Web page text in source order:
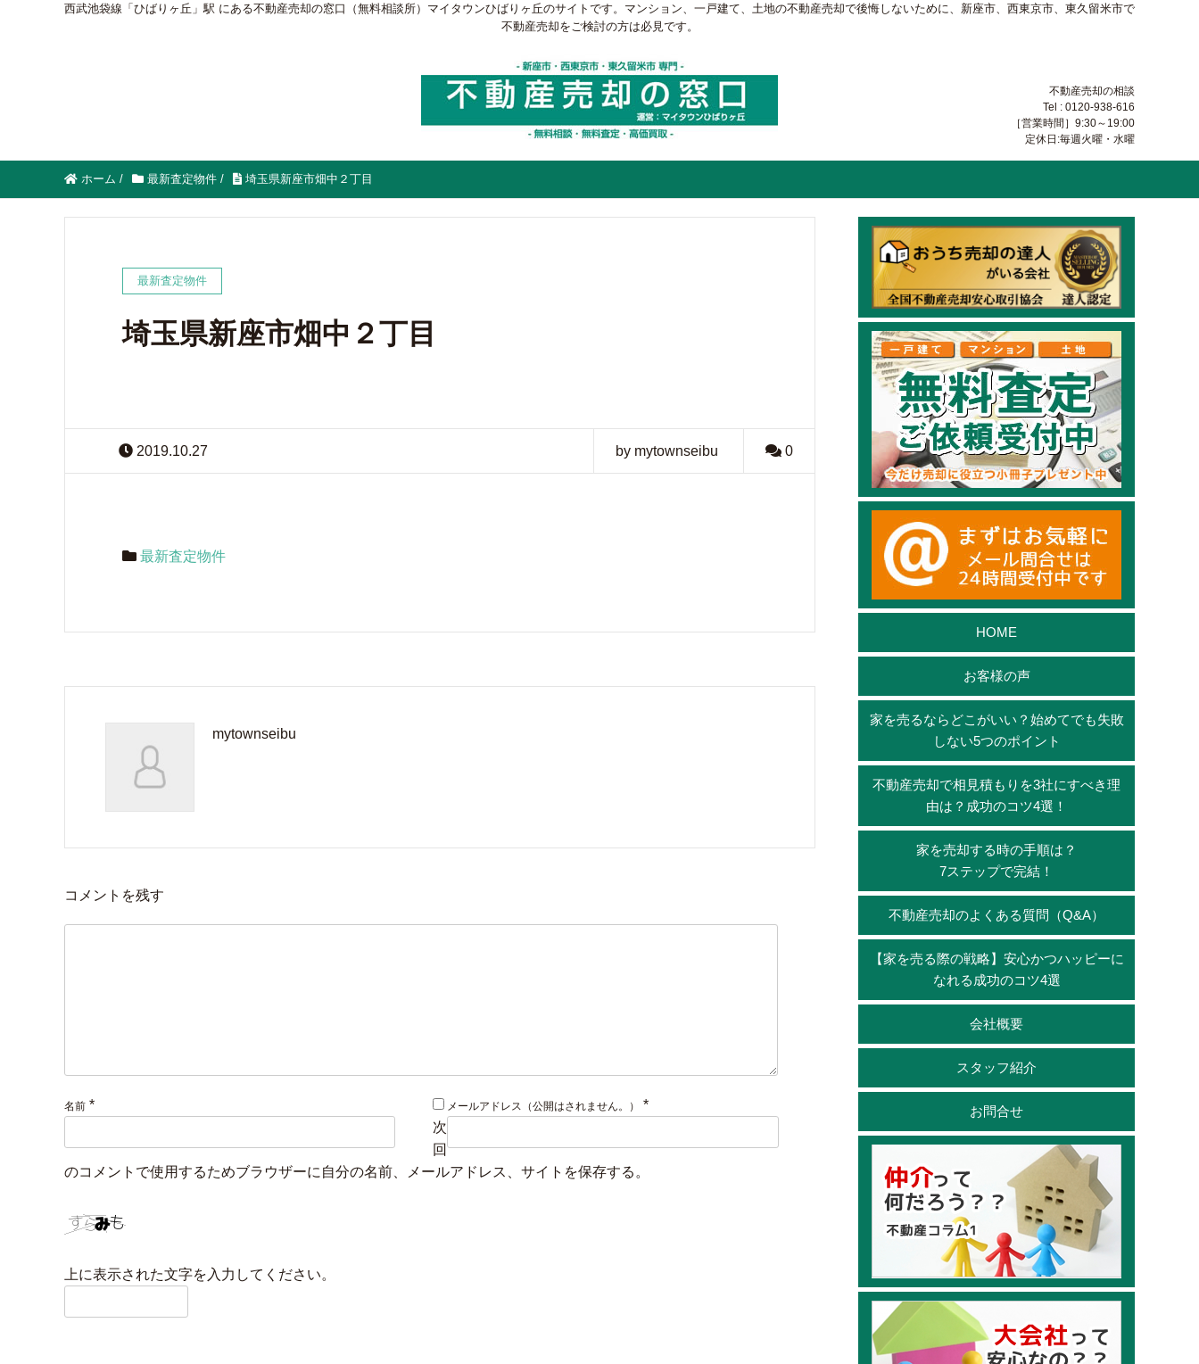
西武池袋線「ひばりヶ丘」駅 にある不動産売却の窓口（無料相談所）マイタウンひばりヶ丘のサイトです。マンション、一戸建て、土地の不動産売却で後悔しないために、新座市、西東京市、東久留米市で
不動産売却をご検討の方は必見です。
不動産売却の相談
Tel : 0120-938-616
［営業時間］9:30～19:00
定休日:毎週火曜・水曜
ホーム / 最新査定物件 / 埼玉県新座市畑中２丁目
最新査定物件
埼玉県新座市畑中２丁目
2019.10.27 by mytownseibu 0
最新査定物件
mytownseibu
コメントを残す
名前 * メールアドレス（公開はされません。）
*
次
回
のコメントで使用するためブラウザーに自分の名前、メールアドレス、サイトを保存する。
上に表示された文字を入力してください。
HOME
お客様の声
家を売るならどこがいい？始めてでも失敗
しない5つのポイント
不動産売却で相見積もりを3社にすべき理
由は？成功のコツ4選！
家を売却する時の手順は？
7ステップで完結！
不動産売却のよくある質問（Q&A）
【家を売る際の戦略】安心かつハッピーに
なれる成功のコツ4選
会社概要
スタッフ紹介
お問合せ